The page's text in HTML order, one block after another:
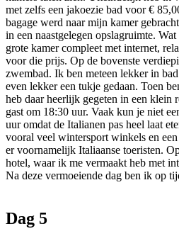
met zelfs een jakoezie bad voor €
bagage werd naar mijn kamer
in een naastgelegen opslagruimte.
grote kamer compleet met internet,
voor die prijs. Op de bovenste
zwembad. Ik ben meteen lekker in
even lekker een tukje gedaan. Toen
heb daar heerlijk gegeten in een klein
gast om 18:30 uur. Vaak kun je niet
uur omdat de Italianen pas heel laat
vooral veel wintersport winkels en een
er voornamelijk Italiaanse toeristen.
hotel, waar ik me vermaakt heb met
Na deze vermoeiende dag ben ik op
Dag 5